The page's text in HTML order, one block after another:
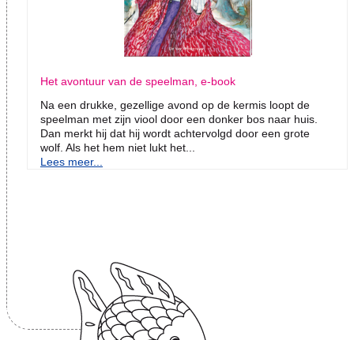
Het avontuur van de speelman, e-book
Na een drukke, gezellige avond op de kermis loopt de
speelman met zijn viool door een donker bos naar huis.
Dan merkt hij dat hij wordt achtervolgd door een grote
wolf. Als het hem niet lukt het...
Lees meer...